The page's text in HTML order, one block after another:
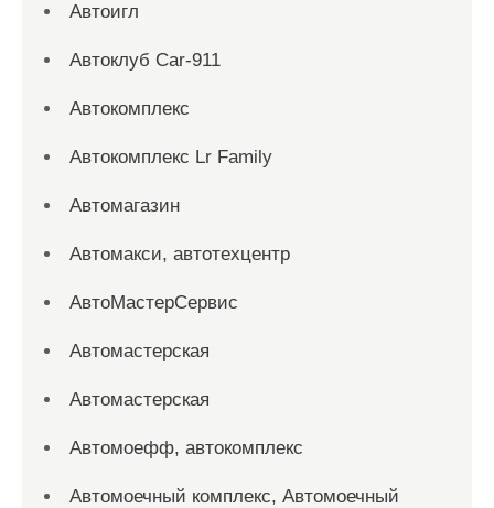
Автоигл
Автоклуб Car-911
Автокомплекс
Автокомплекс Lr Family
Автомагазин
Автомакси, автотехцентр
АвтоМастерСервис
Автомастерская
Автомастерская
Автомоефф, автокомплекс
Автомоечный комплекс, Автомоечный